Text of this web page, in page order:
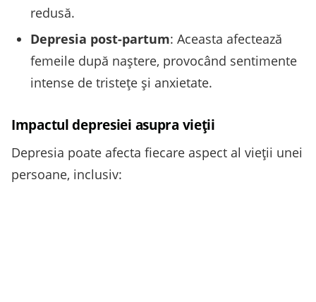
redusă.
Depresia post-partum: Aceasta afectează
femeile după naștere, provocând sentimente
intense de tristețe și anxietate.
Impactul depresiei asupra vieții
Depresia poate afecta fiecare aspect al vieții unei
persoane, inclusiv: